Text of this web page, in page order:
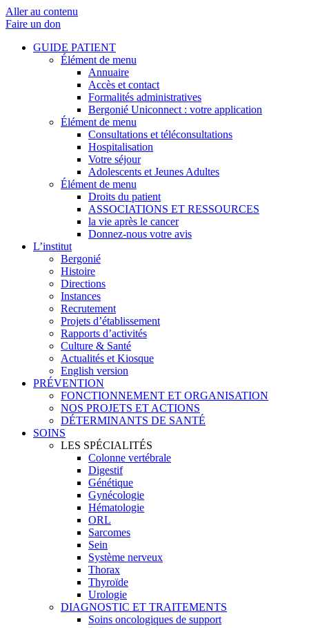
Aller au contenu
Faire un don
GUIDE PATIENT
Élément de menu
Annuaire
Accès et contact
Formalités administratives
Bergonié Uniconnect : votre application
Élément de menu
Consultations et téléconsultations
Hospitalisation
Votre séjour
Adolescents et Jeunes Adultes
Élément de menu
Droits du patient
ASSOCIATIONS ET RESSOURCES
la vie après le cancer
Donnez-nous votre avis
L’institut
Bergonié
Histoire
Directions
Instances
Recrutement
Projets d’établissement
Rapports d’activités
Culture & Santé
Actualités et Kiosque
English version
PRÉVENTION
FONCTIONNEMENT ET ORGANISATION
NOS PROJETS ET ACTIONS
DÉTERMINANTS DE SANTÉ
SOINS
LES SPÉCIALITÉS
Colonne vertébrale
Digestif
Génétique
Gynécologie
Hématologie
ORL
Sarcomes
Sein
Système nerveux
Thorax
Thyroïde
Urologie
DIAGNOSTIC ET TRAITEMENTS
Soins oncologiques de support